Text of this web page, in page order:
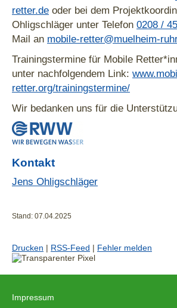
retter.de oder bei dem
Ohligschläger unter Telefon 0208 /
Mail an mobile-retter@muelheim-
Trainingstermine für Mobile
unter nachfolgendem Link:
retter.org/trainingstermine/
Wir bedanken uns für die
Kontakt
Jens Ohligschläger
Stand: 07.04.2025
Drucken | RSS-Feed | Fehler melden
Impressum